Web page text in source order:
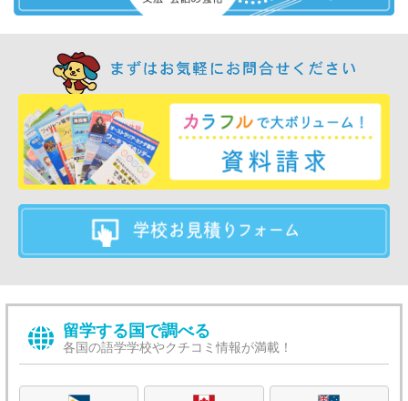
留学する国で調べる
各国の語学学校やクチコミ情報が満載！